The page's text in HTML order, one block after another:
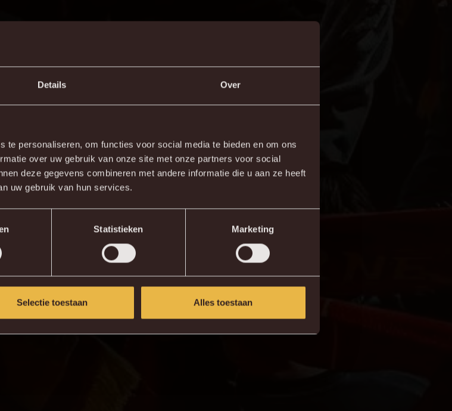
Details Over
te personaliseren, om functies voor social media te bieden en om ons
over uw gebruik van onze site met onze partners voor social
deze gegevens combineren met andere informatie die u aan ze heeft
uw gebruik van hun services.
Statistieken Marketing
Selectie toestaan Alles toestaan